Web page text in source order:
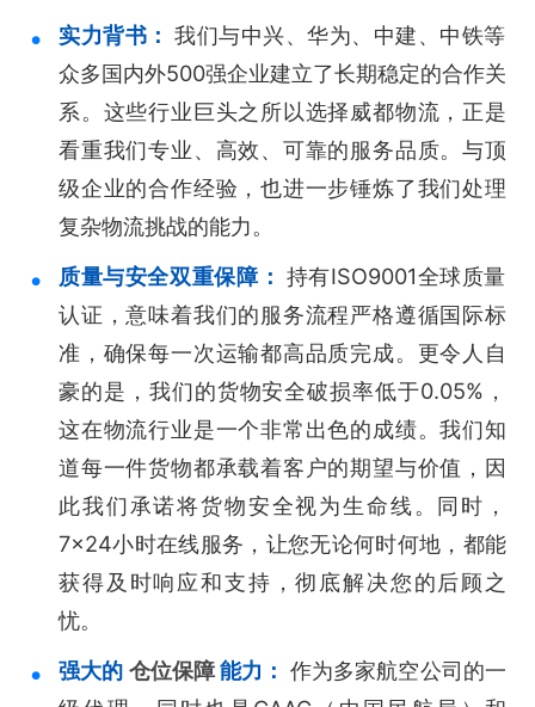
实力背书：我们与中兴、华为、中建、中铁等
众多国内外500强企业建立了长期稳定的合作关
系。这些行业巨头之所以选择威都物流，正是
看重我们专业、高效、可靠的服务品质。与顶
级企业的合作经验，也进一步锤炼了我们处理
复杂物流挑战的能力。
质量与安全双重保障： 持有ISO9001全球质量
认证，意味着我们的服务流程严格遵循国际标
准，确保每一次运输都高品质完成。更令人自
豪的是，我们的货物安全破损率低于0.05%，
这在物流行业是一个非常出色的成绩。我们知
道每一件货物都承载着客户的期望与价值，因
此我们承诺将货物安全视为生命线。同时，
7×24小时在线服务，让您无论何时何地，都能
获得及时响应和支持，彻底解决您的后顾之
忧。
强大的 仓位保障能力： 作为多家航空公司的一